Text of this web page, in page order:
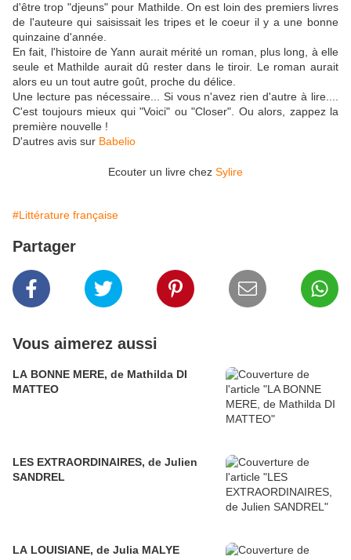
d'être trop "djeuns" pour Mathilde. On est loin des premiers livres
de l'auteure qui saisissait les tripes et le coeur il y a une bonne
quinzaine d'année.
En fait, l'histoire de Yann aurait mérité un roman, plus long, à elle
seule et Mathilde aurait dû rester dans le tiroir. Le roman aurait
alors eu un tout autre goût, proche du délice.
Une lecture pas nécessaire... Si vous n'avez rien d'autre à lire....
C'est toujours mieux qui "Voici" ou "Closer". Ou alors, zappez la
première nouvelle !
D'autres avis sur Babelio
Ecouter un livre chez Sylire
#Littérature française
Partager
Vous aimerez aussi
LA BONNE MERE, de Mathilda DI
MATTEO
LES EXTRAORDINAIRES, de Julien
SANDREL
LA LOUISIANE, de Julia MALYE